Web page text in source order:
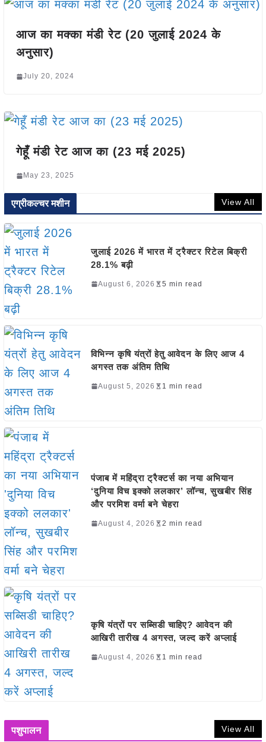
आज का मक्का मंडी रेट (20 जुलाई 2024 के
अनुसार)
July 20, 2024
गेहूँ मंडी रेट आज का (23 मई 2025)
May 23, 2025
एग्रीकल्चर मशीन View All
जुलाई 2026 में भारत में ट्रैक्टर रिटेल बिक्री
28.1% बढ़ी
August 6, 2026 5 min read
विभिन्न कृषि यंत्रों हेतु आवेदन के लिए आज 4
अगस्त तक अंतिम तिथि
August 5, 2026 1 min read
पंजाब में महिंद्रा ट्रैक्टर्स का नया अभियान
‘दुनिया विच इक्को ललकार’ लॉन्च, सुखबीर सिंह
और परमिश वर्मा बने चेहरा
August 4, 2026 2 min read
कृषि यंत्रों पर सब्सिडी चाहिए? आवेदन की
आखिरी तारीख 4 अगस्त, जल्द करें अप्लाई
August 4, 2026 1 min read
पशुपालन View All